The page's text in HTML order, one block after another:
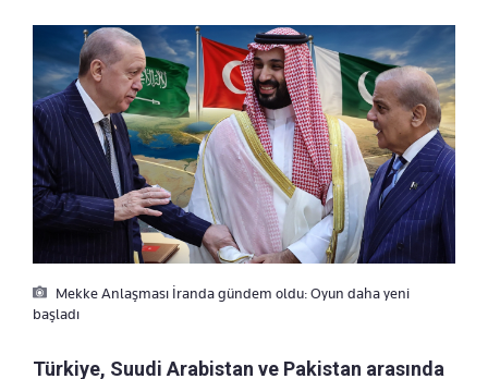
Mekke Anlaşması İranda gündem oldu: Oyun daha yeni
başladı
Türkiye, Suudi Arabistan ve Pakistan arasında